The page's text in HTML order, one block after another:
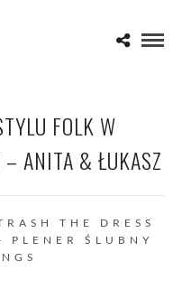
FOLK W
ANITA & ŁUKASZ
THE DRESS
PLENER ŚLUBNY